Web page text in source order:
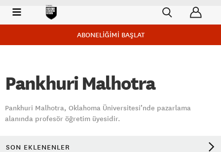
ABONELİĞİMİ BAŞLAT
Pankhuri Malhotra
Pankhuri Malhotra, Oklahoma Üniversitesi’nde pazarlama
alanında profesör öğretim üyesidir.
SON EKLENENLER